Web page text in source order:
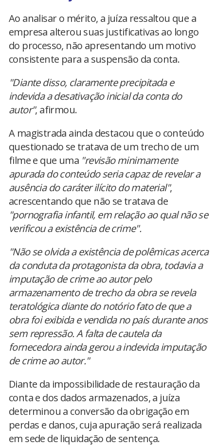
Ao analisar o mérito, a juíza ressaltou que a
empresa alterou suas justificativas ao longo
do processo, não apresentando um motivo
consistente para a suspensão da conta.
"Diante disso, claramente precipitada e
indevida a desativação inicial da conta do
autor", afirmou.
A magistrada ainda destacou que o conteúdo
questionado se tratava de um trecho de um
filme e que uma "revisão minimamente
apurada do conteúdo seria capaz de revelar a
ausência do caráter ilícito do material",
acrescentando que não se tratava de
"pornografia infantil, em relação ao qual não se
verificou a existência de crime".
"Não se olvida a existência de polêmicas acerca
da conduta da protagonista da obra, todavia a
imputação de crime ao autor pelo
armazenamento de trecho da obra se revela
teratológica diante do notório fato de que a
obra foi exibida e vendida no país durante anos
sem repressão. A falta de cautela da
fornecedora ainda gerou a indevida imputação
de crime ao autor."
Diante da impossibilidade de restauração da
conta e dos dados armazenados, a juíza
determinou a conversão da obrigação em
perdas e danos, cuja apuração será realizada
em sede de liquidação de sentença.